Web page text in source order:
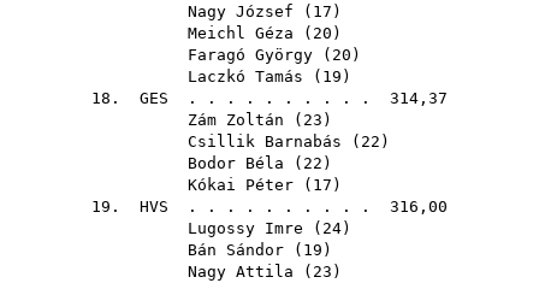
Nagy József ( 17 )
Meichl Géza ( 20 )
Faragó György ( 20 )
Laczkó Tamás ( 19 )
18. GES . . . . . . . . . . 314,37
Zám Zoltán ( 23 )
Csillik Barnabás ( 22 )
Bodor Béla ( 22 )
Kókai Péter ( 17 )
19. HVS . . . . . . . . . . 316,00
Lugossy Imre ( 24)
Bán Sándor ( 19 )
Nagy Attila ( 23 )